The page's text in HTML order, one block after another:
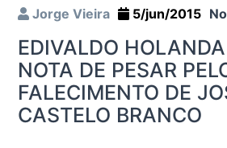
Jorge Vieira 5/jun/2015
EDIVALDO
NOTA DE PESAR
FALECIMENTO DE
CASTELO BRANCO